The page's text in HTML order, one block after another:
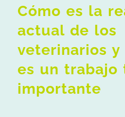
Cómo es la
actual de los
veterinarios y
es un trabajo
importante